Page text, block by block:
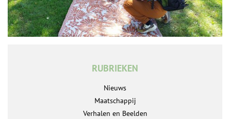
RUBRIEKEN
Nieuws
Maatschappij
Verhalen en Beelden